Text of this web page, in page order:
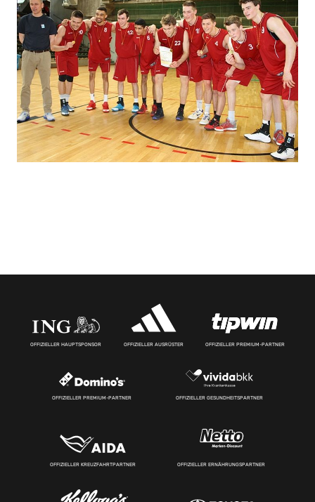
OFFIZIELLER HAUPTSPONSOR OFFIZIELLER AUSRÜSTER OFFIZIELLER PREMIUM-PARTNER
OFFIZIELLER PREMIUM-PARTNER OFFIZIELLER GESUNDHEITSPARTNER
OFFIZIELLER KREUZFAHRTPARTNER OFFIZIELLER ERNÄHRUNGSPARTNER